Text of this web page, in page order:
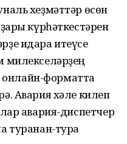
хеҙмәттәр өсөн
күрһәткестәрен
идара итеүсе
милекселәрҙең
форматта
Авария хәле килеп
авария-диспетчер
туранан-тура